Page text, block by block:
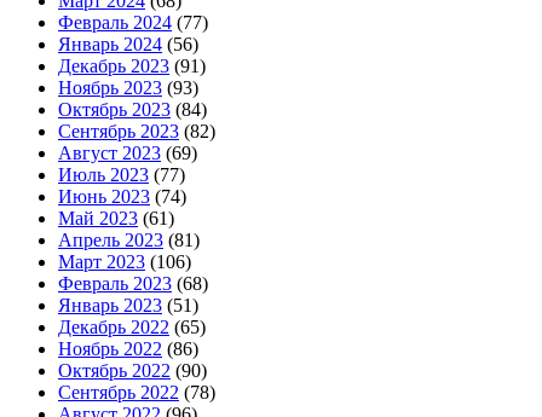
Февраль 2024 (77)
Январь 2024 (56)
Декабрь 2023 (91)
Ноябрь 2023 (93)
Октябрь 2023 (84)
Сентябрь 2023 (82)
Август 2023 (69)
Июль 2023 (77)
Июнь 2023 (74)
Май 2023 (61)
Апрель 2023 (81)
Март 2023 (106)
Февраль 2023 (68)
Январь 2023 (51)
Декабрь 2022 (65)
Ноябрь 2022 (86)
Октябрь 2022 (90)
Сентябрь 2022 (78)